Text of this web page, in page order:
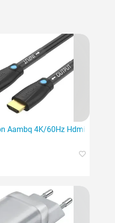
1M
Aambq 4K/60Hz Hdmi Cable